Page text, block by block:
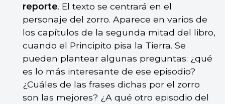
reporte. El texto se centrará en el
personaje del zorro. Aparece en varios de
los capítulos de la segunda mitad del libro,
cuando el Principito pisa la Tierra. Se
pueden plantear algunas preguntas: ¿qué
es lo más interesante de ese episodio?
¿Cuáles de las frases dichas por el zorro
son las mejores? ¿A qué otro episodio del